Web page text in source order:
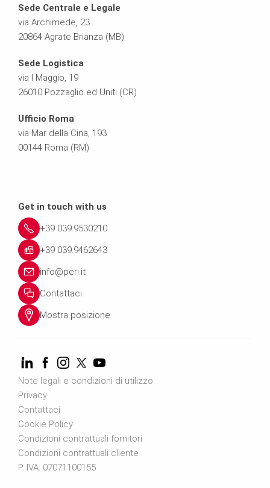
Sede Centrale e Legale
via Archimede, 23
20864 Agrate Brianza (MB)
Sede Logistica
via I Maggio, 19
26010 Pozzaglio ed Uniti (CR)
Ufficio Roma
via Mar della Cina, 193
00144 Roma (RM)
Get in touch with us
+39 039.9530210
+39 039.9462643
info@peri.it
Contattaci
Mostra posizione
Note legali e condizioni di utilizzo
Privacy
Contattaci
Cookie Policy
Condizioni contrattuali fornitori
Condizioni contrattuali cliente
P. IVA: 07071100155